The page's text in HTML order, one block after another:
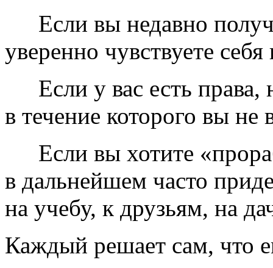
Если вы недавно
уверенно чувствуете
Если у вас есть
в течение которого вы не
Если вы хотите
в дальнейшем часто
на учебу, к друзьям, на
Каждый решает сам, что